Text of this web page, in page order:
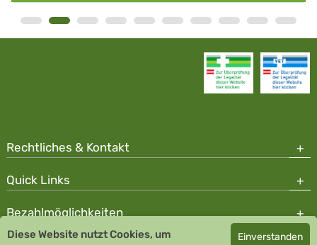
Rechtliches & Kontakt
Quick Links
Bezahlmöglichkeiten
Diese Website nutzt Cookies, um Einverstanden